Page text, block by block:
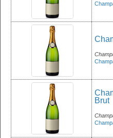
Brut